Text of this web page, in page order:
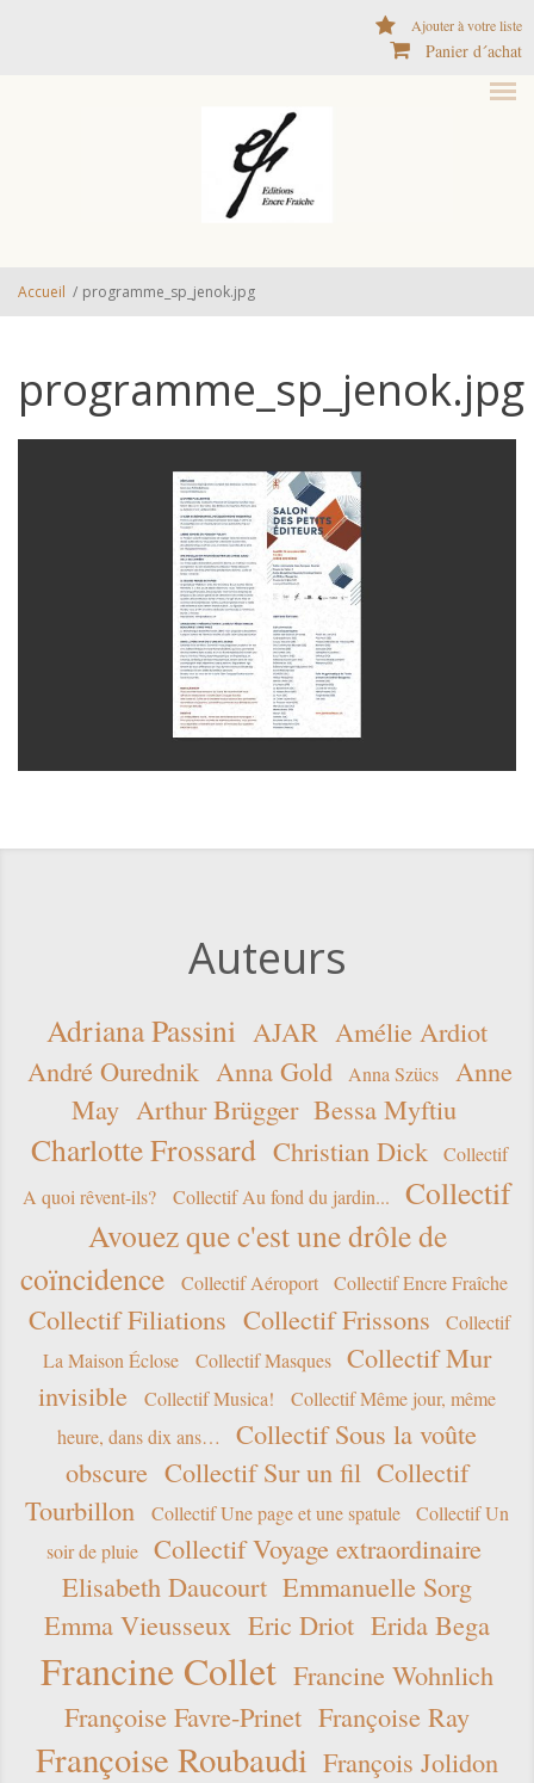
Ajouter à votre liste
Panier d´achat
Accueil / programme_sp_jenok.jpg
programme_sp_jenok.jpg
Auteurs
Adriana Passini AJAR Amélie Ardiot
André Ourednik Anna Gold Anna Szücs
Anne
May Arthur Brügger Bessa Myftiu
Charlotte Frossard Christian Dick
Collectif
A quoi rêvent-ils?
Collectif Au fond du jardin...
Collectif
Avouez que c'est une drôle de
coïncidence
Collectif Aéroport Collectif Encre Fraîche
Collectif Filiations Collectif Frissons
Collectif
La Maison Éclose
Collectif Masques
Collectif Mur
invisible
Collectif Musica!
Collectif Même jour, même
heure, dans dix ans…
Collectif Sous la voûte
obscure Collectif Sur un fil Collectif
Tourbillon
Collectif Une page et une spatule
Collectif Un
soir de pluie
Collectif Voyage extraordinaire
Elisabeth Daucourt Emmanuelle Sorg
Emma Vieusseux Eric Driot Erida Bega
Francine Collet Francine Wohnlich
Françoise Favre-Prinet Françoise Ray
Françoise Roubaudi François Jolidon